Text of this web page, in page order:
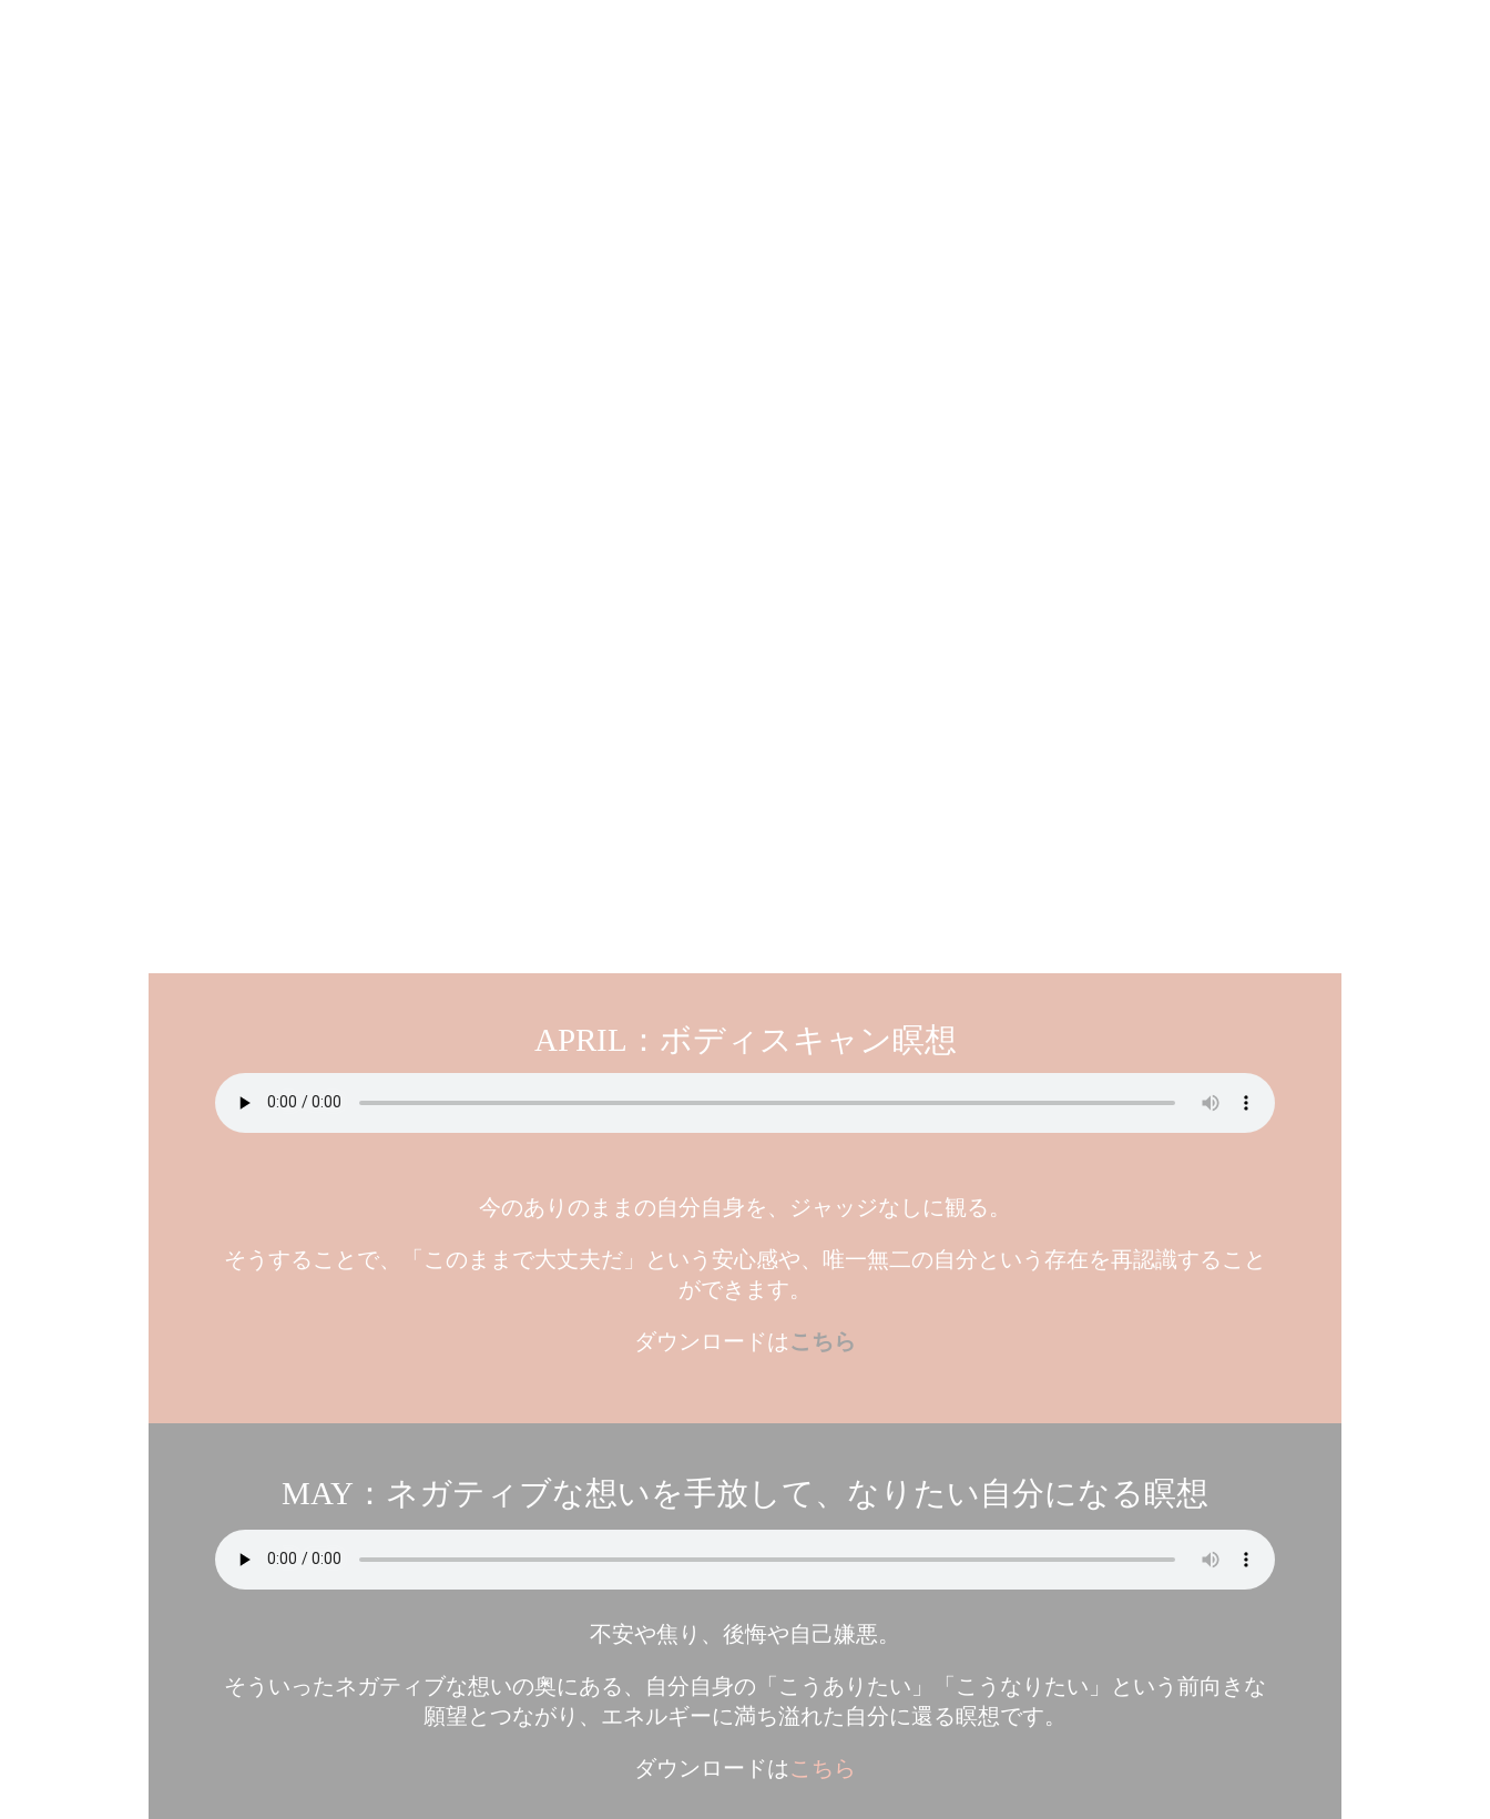
APRIL：ボディスキャン瞑想
今のありのままの自分自身を、ジャッジなしに観る。
そうすることで、「このままで大丈夫だ」という安心感や、唯一無二の自分という存在を再認識すること
ができます。
ダウンロードはこちら
MAY：ネガティブな想いを手放して、なりたい自分になる瞑想
不安や焦り、後悔や自己嫌悪。
そういったネガティブな想いの奥にある、自分自身の「こうありたい」「こうなりたい」という前向きな
願望とつながり、エネルギーに満ち溢れた自分に還る瞑想です。
ダウンロードはこちら